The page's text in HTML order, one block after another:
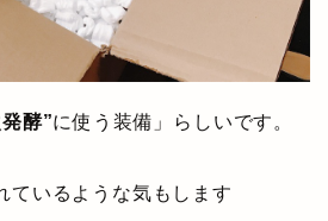
酵”に使う装備」らしいです。
ているような気もします